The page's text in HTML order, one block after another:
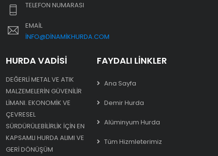
TELEFON NUMARASI
EMAIL
INFO@DINAMIKHURDA.COM
HURDA VADISI
DEĞERLI METAL VE ATIK
MALZEMELERIN GÜVENILIR
LIMANI. EKONOMIK VE
ÇEVRESEL
SÜRDÜRÜLEBILIRLIK IÇIN EN
KAPSAMLI HURDA ALIMI VE
GERI DÖNÜŞÜM
FAYDALI LINKLER
Ana Sayfa
Demir Hurda
Alüminyum Hurda
Tüm Hizmleterimiz